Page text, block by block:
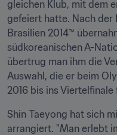
gleichen Klub, mit dem
gefeiert hatte. Nach der
Brasilien 2014™
südkoreanischen A-
übertrug man ihm die
Auswahl, die er beim
2016 bis ins Viertelfinale
Shin Taeyong hat sich
arrangiert. "Man erlebt